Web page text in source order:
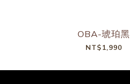
OBA-琥珀黑
NT$1,990